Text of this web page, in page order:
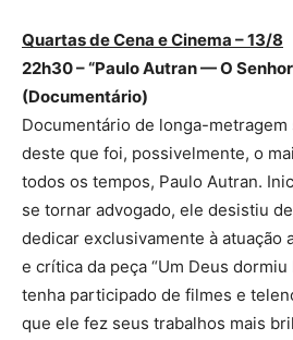
Quartas de Cena e Cinema – 13/8
22h30 – “Paulo Autran — O
(Documentário)
Documentário de longa-metragem
deste que foi, possivelmente, o
todos os tempos, Paulo Autran.
se tornar advogado, ele desistiu
dedicar exclusivamente à atuação
e crítica da peça “Um Deus dormiu
tenha participado de filmes e
que ele fez seus trabalhos mais